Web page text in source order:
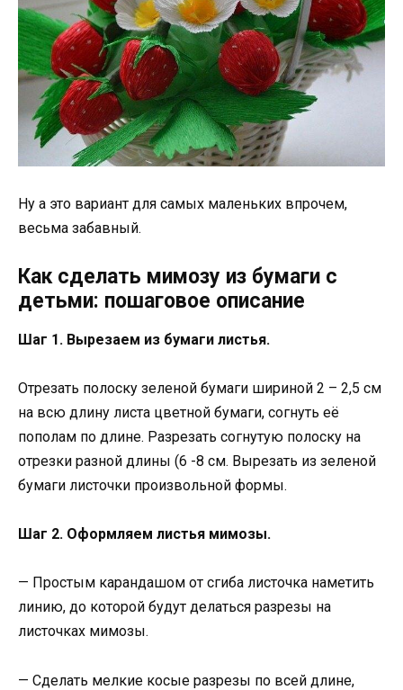
Ну а это вариант для самых маленьких впрочем,
весьма забавный.
Как сделать мимозу из бумаги с
детьми: пошаговое описание
Шаг 1. Вырезаем из бумаги листья.
Отрезать полоску зеленой бумаги шириной 2 – 2,5 см
на всю длину листа цветной бумаги, согнуть её
пополам по длине. Разрезать согнутую полоску на
отрезки разной длины (6 -8 см. Вырезать из зеленой
бумаги листочки произвольной формы.
Шаг 2. Оформляем листья мимозы.
— Простым карандашом от сгиба листочка наметить
линию, до которой будут делаться разрезы на
листочках мимозы.
— Сделать мелкие косые разрезы по всей длине,